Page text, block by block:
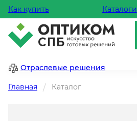
Как купить Каталоги
Отраслевые решения
Главная Каталог